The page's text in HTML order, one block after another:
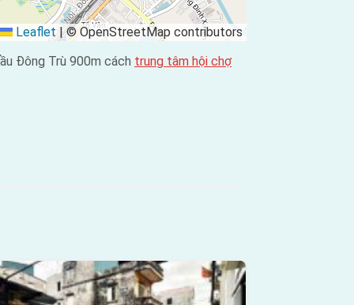
Leaflet |© OpenStreetMap contributors
Đông Trù 900m cách trung tâm hội chợ